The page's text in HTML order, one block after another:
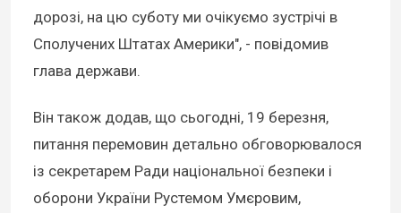
дорозі, на цю суботу ми очікуємо зустрічі в
Сполучених Штатах Америки", - повідомив
глава держави.
Він також додав, що сьогодні, 19 березня,
питання перемовин детально обговорювалося
із секретарем Ради національної безпеки і
оборони України Рустемом Умєровим,